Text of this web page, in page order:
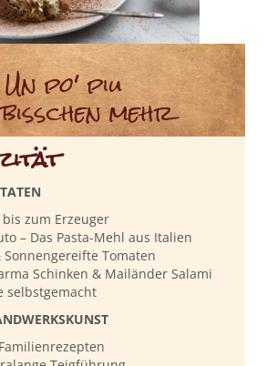
Un po' piu
mehr
zum Erzeuger
– Das Pasta-Mehl aus Italien
Tomaten
Schinken & Mailänder Salami
selbstgemacht